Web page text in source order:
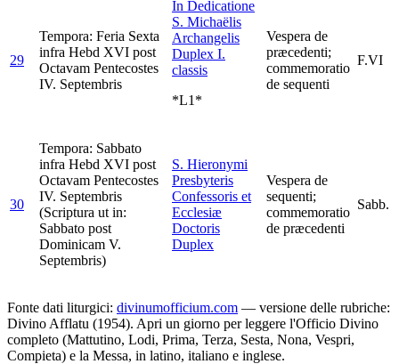
29
Tempora: Feria Sexta
infra Hebd XVI post
Octavam Pentecostes
IV. Septembris
In Dedicatione
S. Michaëlis
Archangelis
Duplex I.
classis
*L1*
Vespera de
præcedenti;
commemoratio
de sequenti
F.VI
30
Tempora: Sabbato
infra Hebd XVI post
Octavam Pentecostes
IV. Septembris
(Scriptura ut in:
Sabbato post
Dominicam V.
Septembris)
S. Hieronymi
Presbyteris
Confessoris et
Ecclesiæ
Doctoris
Duplex
Vespera de
sequenti;
commemoratio
de præcedenti
Sabb.
Fonte dati liturgici: divinumofficium.com — versione delle rubriche:
Divino Afflatu (1954). Apri un giorno per leggere l'Officio Divino
completo (Mattutino, Lodi, Prima, Terza, Sesta, Nona, Vespri,
Compieta) e la Messa, in latino, italiano e inglese.